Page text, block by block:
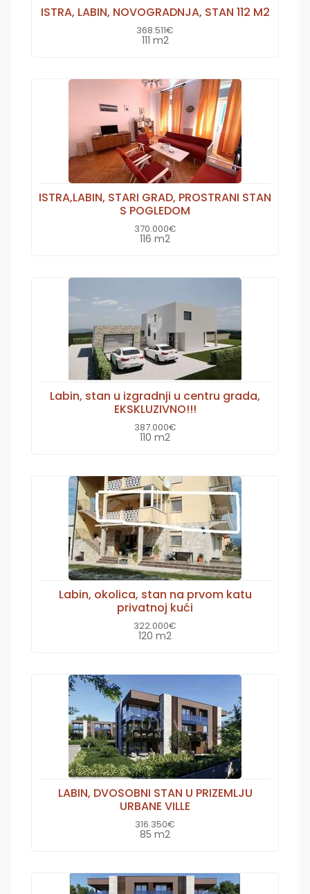
ISTRA, LABIN, NOVOGRADNJA, STAN 112 M2
368.511€
111 m2
ISTRA,LABIN, STARI GRAD, PROSTRANI STAN
S POGLEDOM
370.000€
116 m2
Labin, stan u izgradnji u centru grada,
EKSKLUZIVNO!!!
387.000€
110 m2
Labin, okolica, stan na prvom katu
privatnoj kući
322.000€
120 m2
LABIN, DVOSOBNI STAN U PRIZEMLJU
URBANE VILLE
316.350€
85 m2